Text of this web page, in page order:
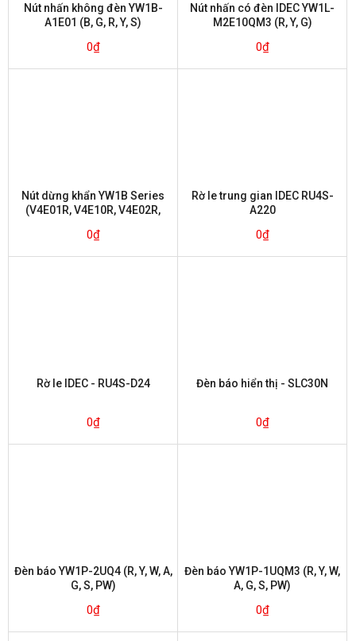
Nút nhấn không đèn YW1B-
A1E01 (B, G, R, Y, S)
0₫
Nút nhấn có đèn IDEC YW1L-
M2E10QM3 (R, Y, G)
0₫
Nút dừng khẩn YW1B Series
(V4E01R, V4E10R, V4E02R,
0₫
Rờ le trung gian IDEC RU4S-
A220
0₫
Rờ le IDEC - RU4S-D24
0₫
Đèn báo hiển thị - SLC30N
0₫
Đèn báo YW1P-2UQ4 (R, Y, W, A,
G, S, PW)
0₫
Đèn báo YW1P-1UQM3 (R, Y, W,
A, G, S, PW)
0₫